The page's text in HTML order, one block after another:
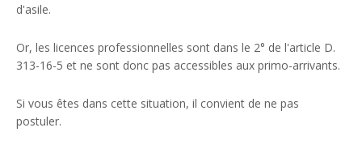
d'asile.
Or, les licences professionnelles sont dans le 2° de l'article D.
313-16-5 et ne sont donc pas accessibles aux primo-arrivants.
Si vous êtes dans cette situation, il convient de ne pas
postuler.